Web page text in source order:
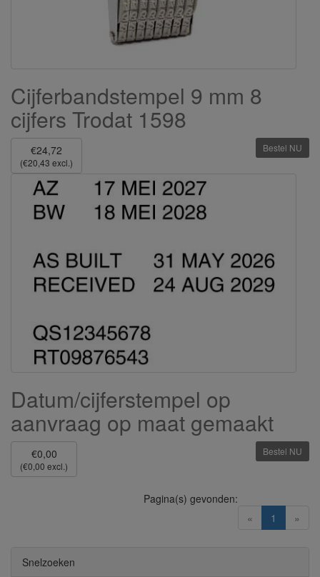
Cijferbandstempel 9 mm 8
cijfers Trodat 1598
€24,72
(€20,43 excl.)
Bestel NU
Datum/cijferstempel op
aanvraag op maat gemaakt
€0,00
(€0,00 excl.)
Bestel NU
« 1 (current)
»
Pagina(s) gevonden:
Snelzoeken